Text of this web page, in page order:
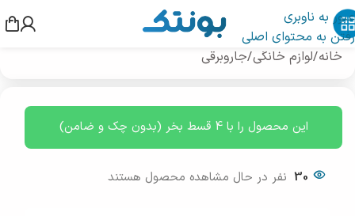
عبور به ناوبری
رفتن به محتوای اصلی
خانه/لوازم خانگی/جاروبرقی
این محصول را با 4 قسط بخر (بدون چک و ضامن)
30 نفر در حال مشاهده محصول هستند